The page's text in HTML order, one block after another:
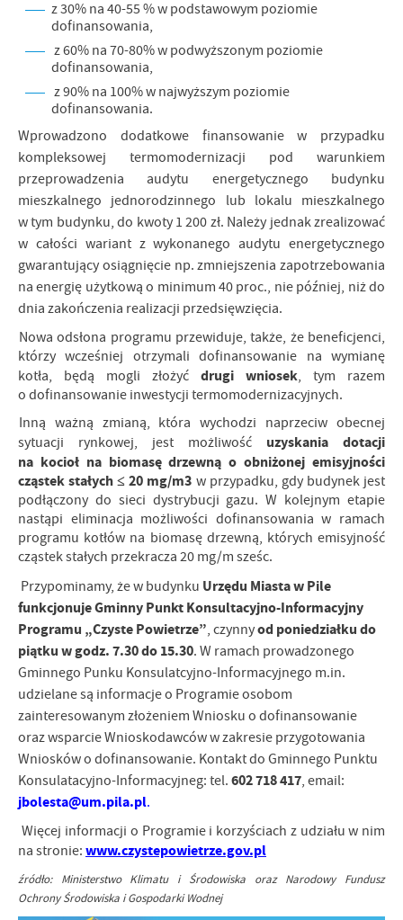
z 30% na 40-55 % w podstawowym poziomie
dofinansowania,
z 60% na 70-80% w podwyższonym poziomie
dofinansowania,
z 90% na 100% w najwyższym poziomie
dofinansowania.
Wprowadzono dodatkowe finansowanie w przypadku
kompleksowej termomodernizacji pod warunkiem
przeprowadzenia audytu energetycznego budynku
mieszkalnego jednorodzinnego lub lokalu mieszkalnego
w tym budynku, do kwoty 1 200 zł. Należy jednak zrealizować
w całości wariant z wykonanego audytu energetycznego
gwarantujący osiągnięcie np. zmniejszenia zapotrzebowania
na energię użytkową o minimum 40 proc., nie później, niż do
dnia zakończenia realizacji przedsięwzięcia.
Nowa odsłona programu przewiduje,także, że beneficjenci,
którzy wcześniej otrzymali dofinansowanie na wymianę
kotła, będą mogli złożyć drugi wniosek, tym razem
o dofinansowanie inwestycji termomodernizacyjnych.
Inną ważną zmianą, która wychodzi naprzeciw obecnej
sytuacji rynkowej, jest możliwość uzyskania dotacji
na kocioł na biomasę drzewną o obniżonej emisyjności
cząstek stałych ≤ 20 mg/m3 w przypadku, gdy budynek jest
podłączony do sieci dystrybucji gazu. W kolejnym etapie
nastąpi eliminacja możliwości dofinansowania w ramach
programu kotłów na biomasę drzewną, których emisyjność
cząstek stałych przekracza 20 mg/m sześc.
Przypominamy, że w budynku Urzędu Miasta w Pile
funkcjonuje Gminny Punkt Konsultacyjno-Informacyjny
Programu „Czyste Powietrze”, czynnyod poniedziałku do
piątku w godz. 7.30 do 15.30. W ramach prowadzonego
Gminnego Punku Konsulatcyjno-Informacyjnego m.in.
udzielane są informacje o Programie osobom
zainteresowanym złożeniem Wniosku o dofinansowanie
oraz wsparcie Wnioskodawców w zakresie przygotowania
Wniosków o dofinansowanie. Kontakt do Gminnego Punktu
Konsulatacyjno-Informacyjneg: tel. 602 718 417, email:
jbolesta@um.pila.pl.
Więcej informacji o Programie i korzyściach z udziału w nim
na stronie: www.czystepowietrze.gov.pl
źródło: Ministerstwo Klimatu i Środowiska oraz Narodowy Fundusz
Ochrony Środowiska i Gospodarki Wodnej